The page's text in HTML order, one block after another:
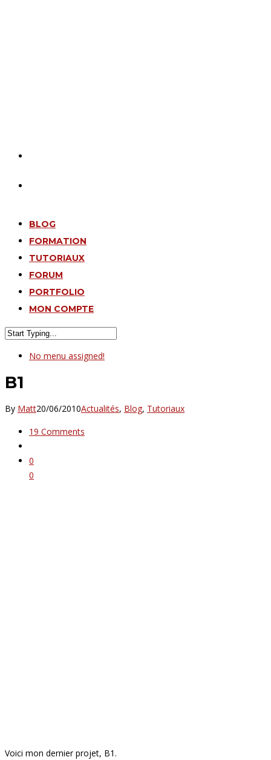
BLOG
FORMATION
TUTORIAUX
FORUM
PORTFOLIO
MON COMPTE
No menu assigned!
B1
By Matt20/06/2010Actualités, Blog, Tutoriaux
19 Comments
0
0
Voici mon dernier projet, B1.